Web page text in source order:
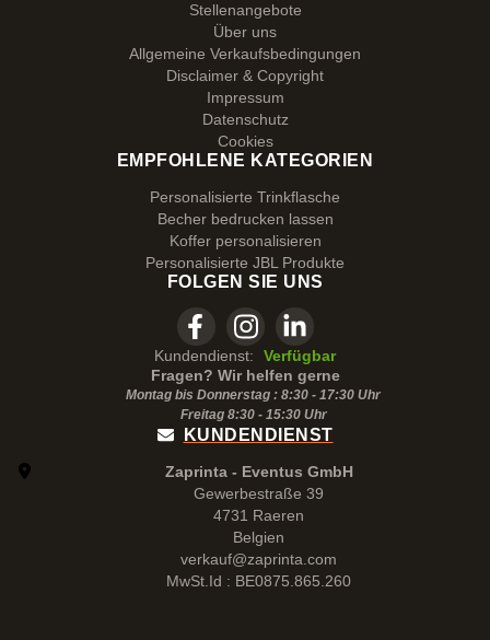
Stellenangebote
Über uns
Allgemeine Verkaufsbedingungen
Disclaimer & Copyright
Impressum
Datenschutz
Cookies
EMPFOHLENE KATEGORIEN
Personalisierte Trinkflasche
Becher bedrucken lassen
Koffer personalisieren
Personalisierte JBL Produkte
FOLGEN SIE UNS
Kundendienst:
Verfügbar
Fragen? Wir helfen gerne
Montag bis Donnerstag : 8:30 - 17:30 Uhr
Freitag 8:30 - 15:30Uhr
KUNDENDIENST
Zaprinta - Eventus GmbH
Gewerbestraße 39
4731 Raeren
Belgien
verkauf@zaprinta.com
MwSt.Id : BE0875.865.260